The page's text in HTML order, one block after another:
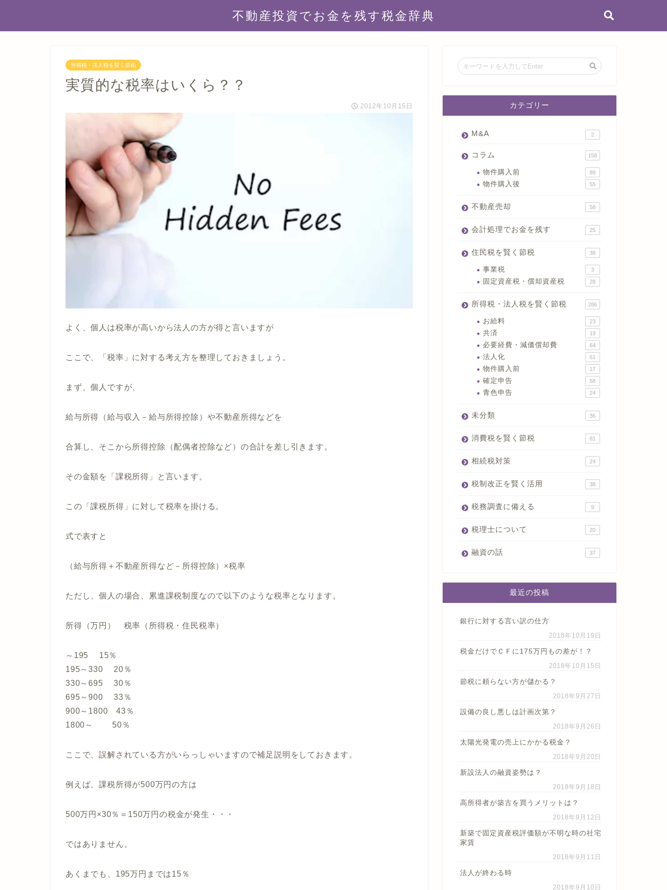
不動産投資でお金を残す税金辞典
所得税・法人税を賢く節税
実質的な​税率はいくら？？
2012年10月15日
よく、個人は税率が高いから法人の方が得と言いますが
ここで、「税率」に対する考え方を整理しておきましょう。
まず、個人ですが、
給与所得（給与収入－給与所得控除）や不動産所得などを
合算し、そこから所得控除（配偶者控除など）の合計を差し引きます。
その金額を「課税所得」と言います。
この「課税所得」に対して税率を掛ける。
式で表すと
（給与所得＋不動産所得など－所得控除）×税率
ただし、個人の場合、累進課税制度なので以下のような税率となります。
所得（万円） 税率（所得税・住民税率）
～195 15％
195～330 20％
330～695 30％
695～900 33％
900～1800 43％
1800～ 50％
ここで、誤解されている方がいらっしゃいますので補足説明をしておきます。
例えば、課税所得が500万円の方は
500万円×30％＝150万円の税金が発生・・・
ではありません。
あくまでも、195万円までは15％
カテゴリー
M&A 2
コラム 158
物件購入前 89
物件購入後 55
不動産売却 58
会計処理でお金を残す 25
住民税を賢く節税 38
事業税 3
固定資産税・償却資産税 28
所得税・法人税を賢く節税 286
お給料 23
共済 19
必要経費・減価償却費 64
法人化 61
物件購入前 17
確定申告 58
青色申告 24
未分類 36
消費税を賢く節税 81
相続税対策 24
税制改正を賢く活用 38
税務調査に備える 9
税理士について 20
融資の話 37
最近の投稿
銀行に対する言い訳の仕方
2018年10月19日
税金だけでＣＦに175万円もの差が！？
2018年10月15日
節税に頼らない方が儲かる？
2018年9月27日
設備の良し悪しは計画次第？
2018年9月26日
太陽光発電の売上にかかる税金？
2018年9月20日
新設法人の融資姿勢は？
2018年9月18日
高所得者が築古を買うメリットは？
2018年9月12日
新築で固定資産税評価額が不明な時の社宅
家賃
2018年9月11日
法人が終わる時
2018年9月10日